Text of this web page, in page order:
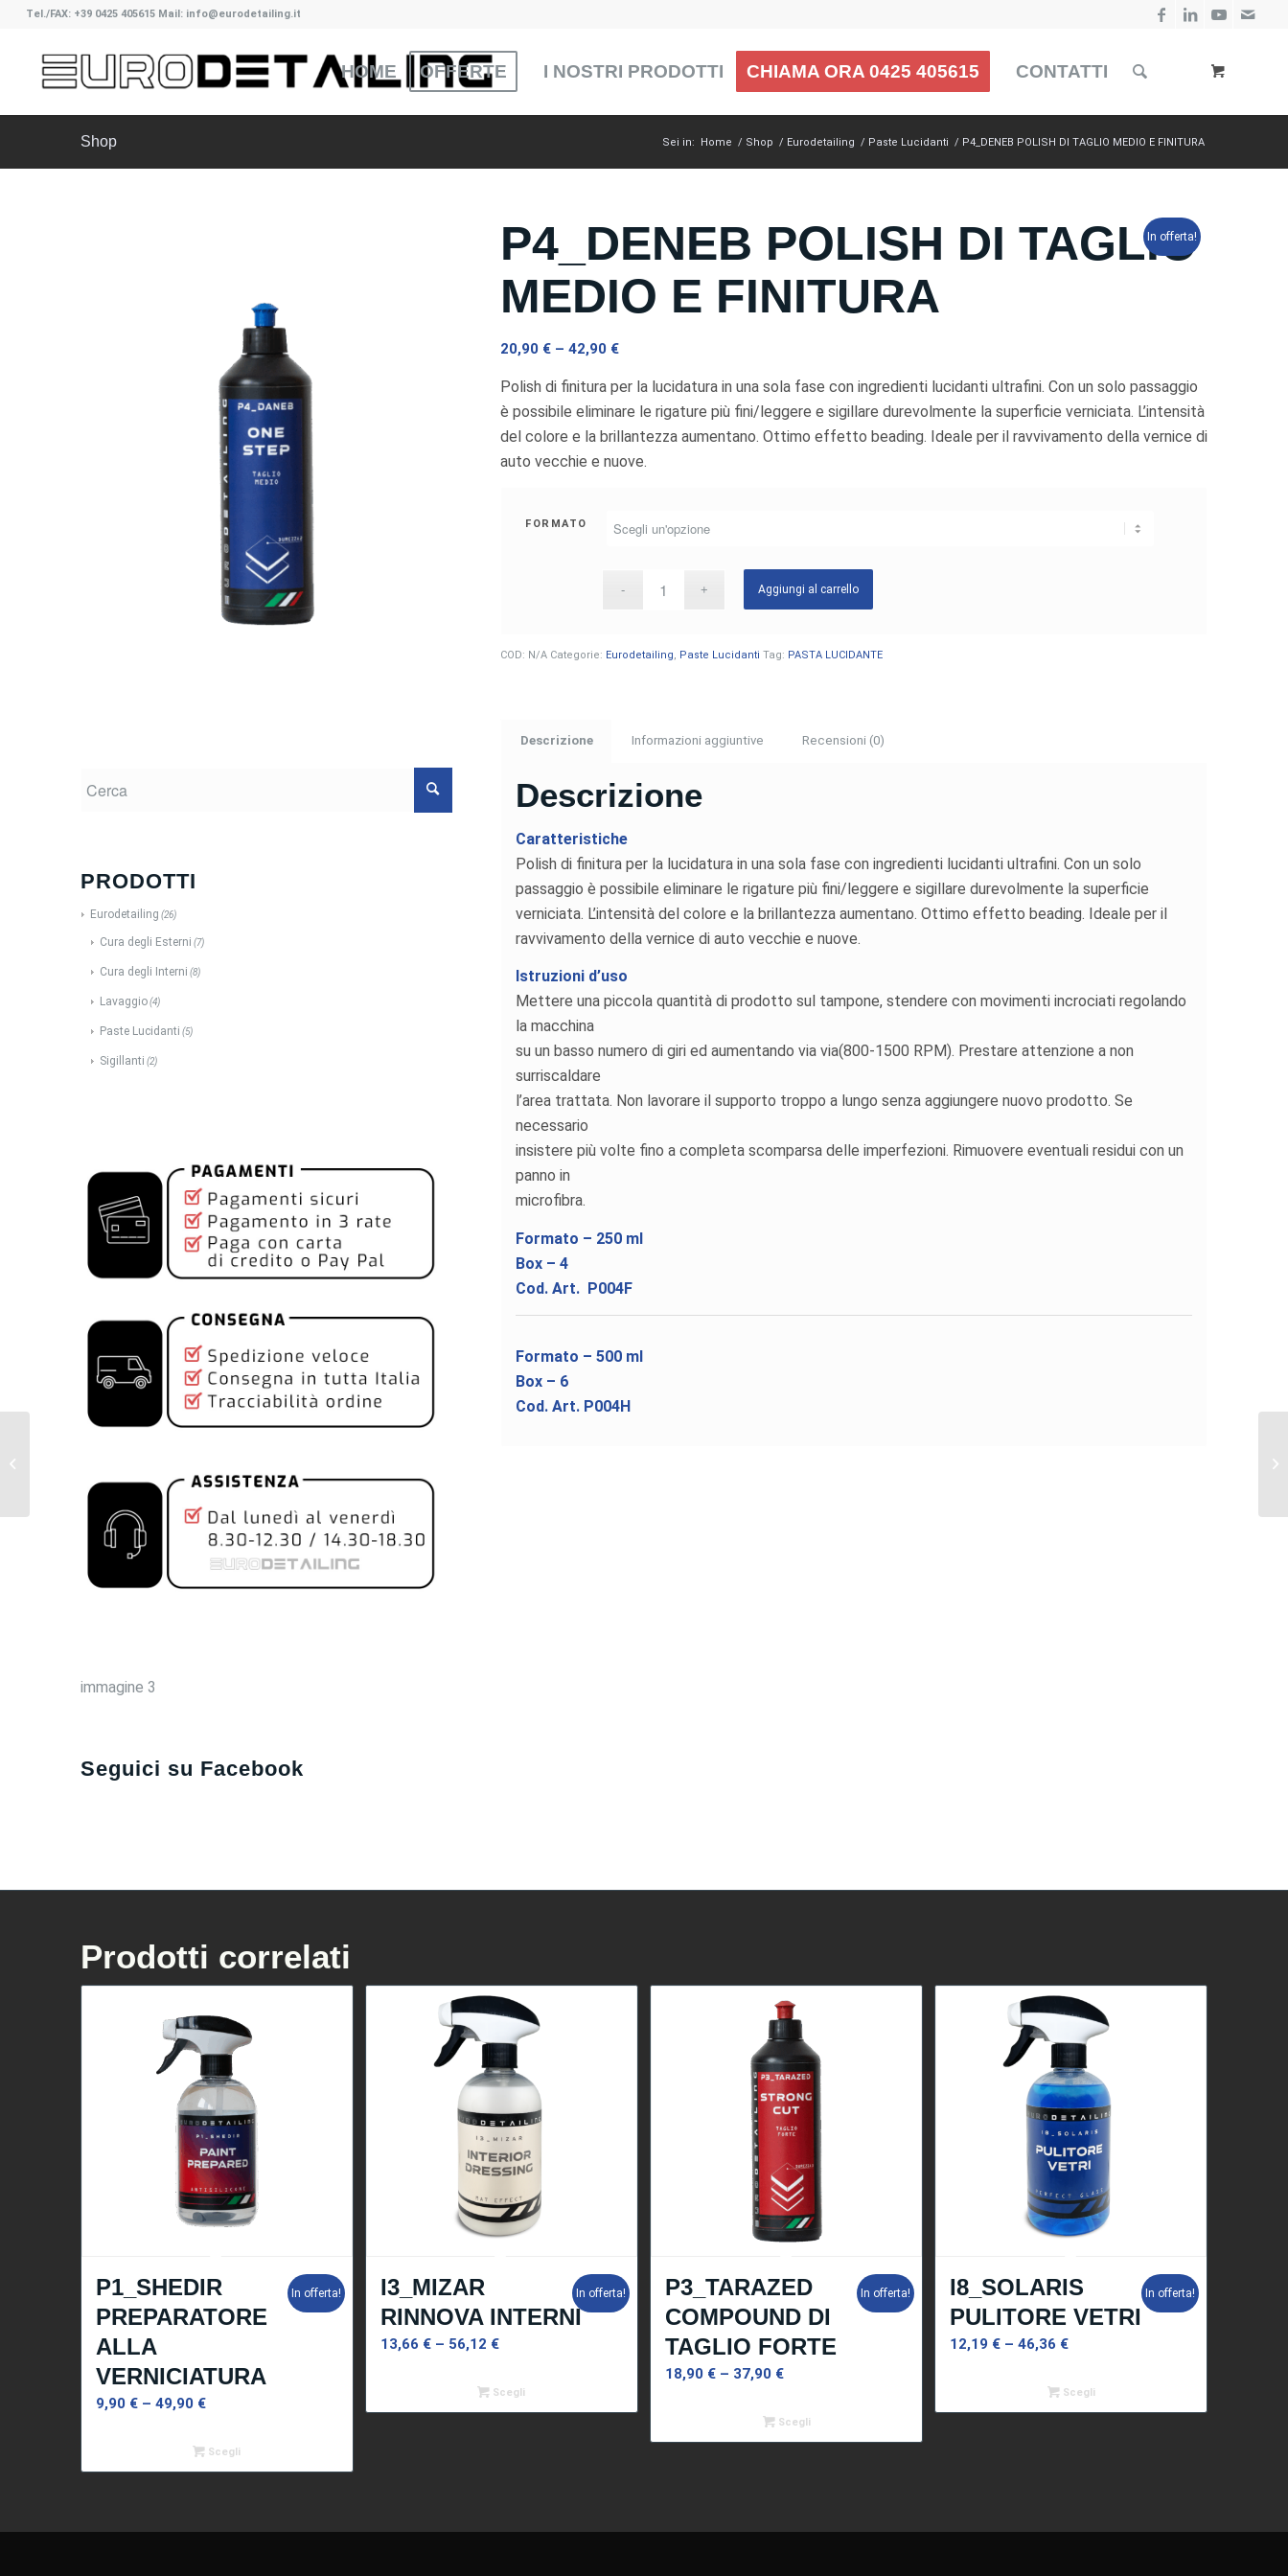
Tel./FAX: +39 0425 405615 Mail: info@eurodetailing.it
HOME OFFERTE I NOSTRI PRODOTTI CHIAMA ORA 0425 405615 CONTATTI
Shop Sei in: Home / Shop / Eurodetailing / Paste Lucidanti / P4_DENEB POLISH DI TAGLIO MEDIO E FINITURA
In offerta!
PRODOTTI
Eurodetailing (26)
Cura degli Esterni (7)
Cura degli Interni (8)
Lavaggio (4)
Paste Lucidanti (5)
Sigillanti (2)
immagine 3
Seguici su Facebook
P4_DENEB POLISH DI TAGLIO
MEDIO E FINITURA
20,90 €– 42,90 €
Polish di finitura per la lucidatura in una sola fase con ingredienti lucidanti ultrafini. Con un solo passaggio
è possibile eliminare le rigature più fini/leggere e sigillare durevolmente la superficie verniciata. L’intensità
del colore e la brillantezza aumentano. Ottimo effetto beading. Ideale per il ravvivamento della vernice di
auto vecchie e nuove.
FORMATO
Aggiungi al carrello
COD: N/A Categorie: Eurodetailing, Paste Lucidanti Tag: PASTA LUCIDANTE
Descrizione Informazioni aggiuntive Recensioni (0)
Descrizione
Caratteristiche
Polish di finitura per la lucidatura in una sola fase con ingredienti lucidanti ultrafini. Con un solo
passaggio è possibile eliminare le rigature più fini/leggere e sigillare durevolmente la superficie
verniciata. L’intensità del colore e la brillantezza aumentano. Ottimo effetto beading. Ideale per il
ravvivamento della vernice di auto vecchie e nuove.
Istruzioni d’uso
Mettere una piccola quantità di prodotto sul tampone, stendere con movimenti incrociati regolando
la macchina
su un basso numero di giri ed aumentando via via(800-1500 RPM). Prestare attenzione a non
surriscaldare
l’area trattata. Non lavorare il supporto troppo a lungo senza aggiungere nuovo prodotto. Se
necessario
insistere più volte fino a completa scomparsa delle imperfezioni. Rimuovere eventuali residui con un
panno in
microfibra.
Formato – 250 ml
Box – 4
Cod. Art. P004F
Formato – 500 ml
Box – 6
Cod. Art. P004H
Prodotti correlati
P1_SHEDIR
PREPARATORE
ALLA
VERNICIATURA
9,90 €– 49,90 €
In offerta!
Scegli
I3_MIZAR
RINNOVA INTERNI
13,66 €– 56,12 €
In offerta!
Scegli
P3_TARAZED
COMPOUND DI
TAGLIO FORTE
18,90 €– 37,90 €
In offerta!
Scegli
I8_SOLARIS
PULITORE VETRI
12,19 €– 46,36 €
In offerta!
Scegli